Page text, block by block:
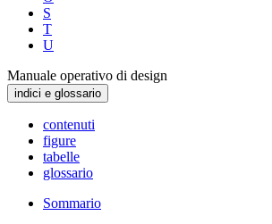
S
T
U
Manuale operativo di design
indici e glossario
contenuti
figure
tabelle
glossario
Sommario